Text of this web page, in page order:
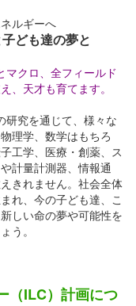
ルギーへ
ども達の夢と
マクロ、全フィールド
、天才も育てます。
研究を通じて、様々な
理学、数学はもちろ
工学、医療・創薬、ス
計量計測器、情報通
きれません。社会全体
れ、今の子ども達、こ
しい命の夢や可能性を
う。
（ILC）計画につ